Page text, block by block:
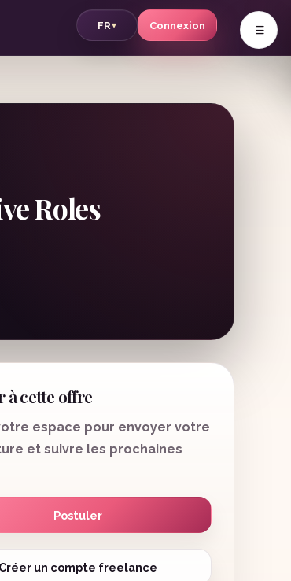
FR▾ Connexion v
Roles
à cette offre
espace pour envoyer votre
et suivre les prochaines
Postuler
Créer un compte freelance